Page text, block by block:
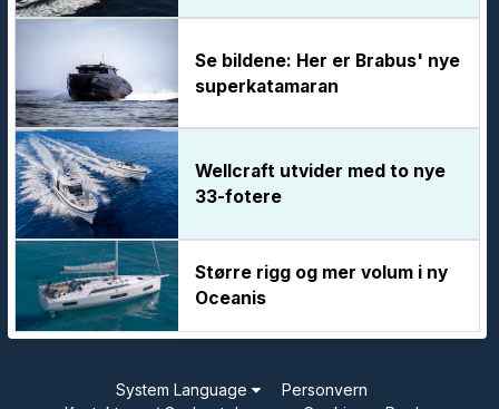
Se bildene: Her er Brabus' nye
superkatamaran
Wellcraft utvider med to nye
33-fotere
Større rigg og mer volum i ny
Oceanis
System Language
Personvern